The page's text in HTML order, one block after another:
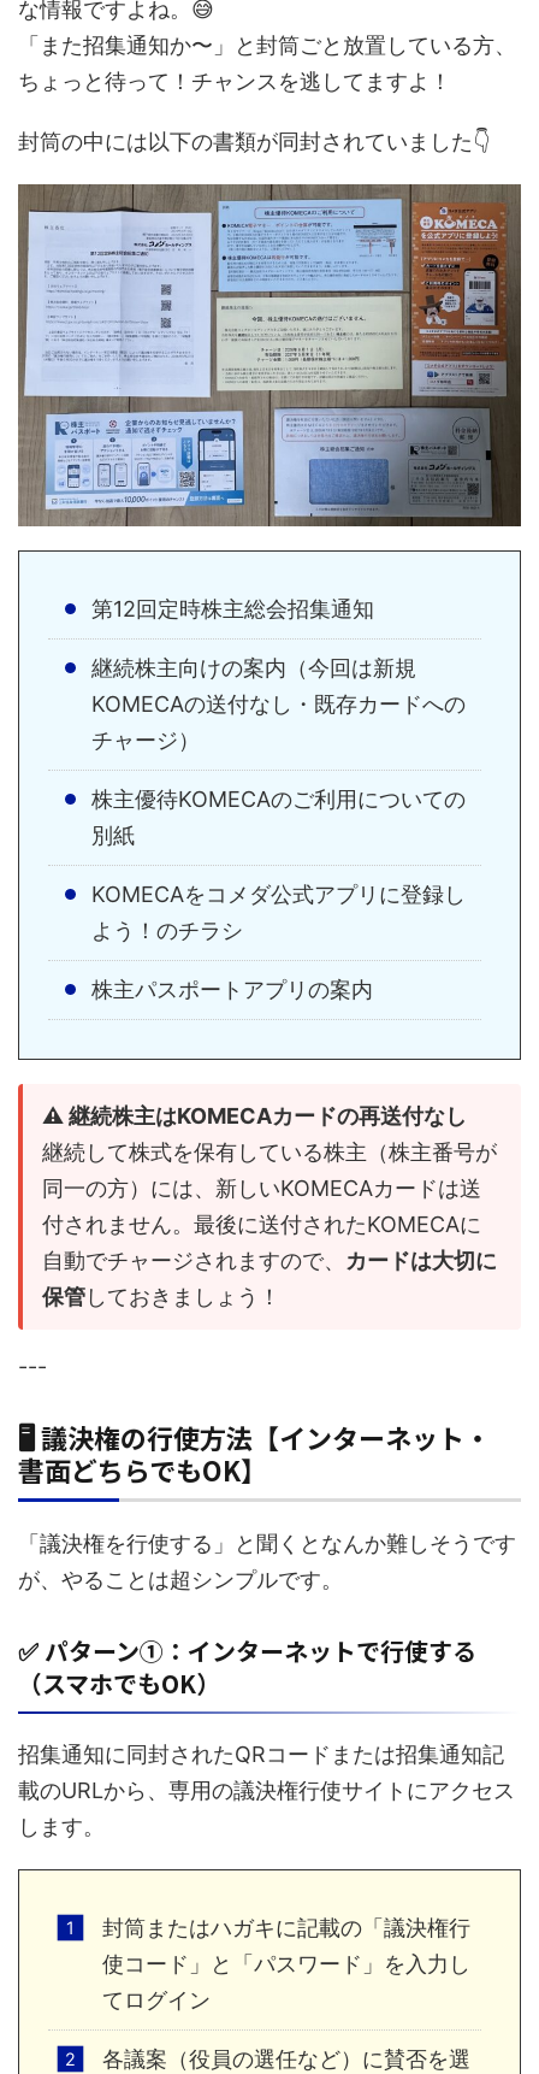
な情報ですよね。😅
「また招集通知か〜」と封筒ごと放置している方、
ちょっと待って！チャンスを逃してますよ！
封筒の中には以下の書類が同封されていました👇
第12回定時株主総会招集通知
継続株主向けの案内（今回は新規
KOMECAの送付なし・既存カードへの
チャージ）
株主優待KOMECAのご利用についての
別紙
KOMECAをコメダ公式アプリに登録し
よう！のチラシ
株主パスポートアプリの案内
⚠️ 継続株主はKOMECAカードの再送付なし
継続して株式を保有している株主（株主番号が
同一の方）には、新しいKOMECAカードは送
付されません。最後に送付されたKOMECAに
自動でチャージされますので、 カードは大切に
保管しておきましょう！
---
🖥️ 議決権の行使方法【インターネット・
書面どちらでもOK】
「議決権を行使する」と聞くとなんか難しそうです
が、やることは超シンプルです。
✅ パターン①：インターネットで行使する
（スマホでもOK）
招集通知に同封されたQRコードまたは招集通知記
載のURLから、専用の議決権行使サイトにアクセス
します。
封筒またはハガキに記載の「議決権行
使コード」と「パスワード」を入力し
てログイン
各議案（役員の選任など）に賛否を選